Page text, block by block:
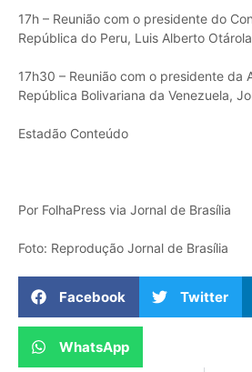
17h – Reunião com o presidente do
República do Peru, Luis Alberto
17h30 – Reunião com o presidente da
República Bolivariana da Venezuela,
Estadão Conteúdo
Por FolhaPress via Jornal de Brasília
Foto: Reprodução Jornal de Brasília
Facebook Twitter
WhatsApp